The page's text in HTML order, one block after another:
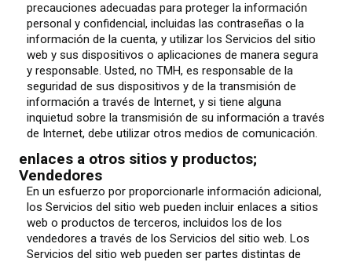
precauciones adecuadas para proteger la información
personal y confidencial, incluidas las contraseñas o la
información de la cuenta, y utilizar los Servicios del sitio
web y sus dispositivos o aplicaciones de manera segura
y responsable. Usted, no TMH, es responsable de la
seguridad de sus dispositivos y de la transmisión de
información a través de Internet, y si tiene alguna
inquietud sobre la transmisión de su información a través
de Internet, debe utilizar otros medios de comunicación.
enlaces a otros sitios y productos;
Vendedores
En un esfuerzo por proporcionarle información adicional,
los Servicios del sitio web pueden incluir enlaces a sitios
web o productos de terceros, incluidos los de los
vendedores a través de los Servicios del sitio web. Los
Servicios del sitio web pueden ser partes distintas de